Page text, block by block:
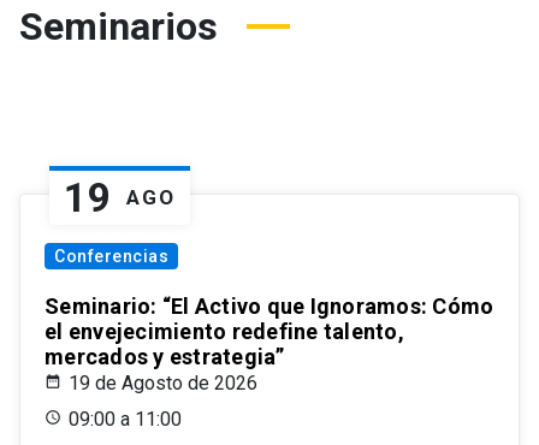
Seminarios
19 AGO
Conferencias
Seminario: “El Activo que Ignoramos: Cómo
el envejecimiento redefine talento,
mercados y estrategia”
19 de Agosto de 2026
09:00 a 11:00